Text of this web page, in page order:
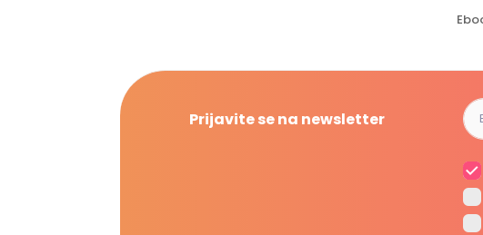
Prijavite se na newsletter